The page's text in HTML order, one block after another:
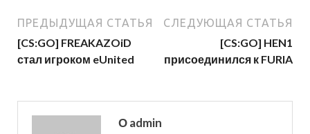
ПРЕДЫДУЩАЯ СТАТЬЯ
[CS:GO] FREAKAZOiD
стал игроком eUnited
СЛЕДУЮЩАЯ СТАТЬЯ
[CS:GO] HEN1
присоединился к FURIA
О admin